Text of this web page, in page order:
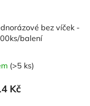
bez víček -
balení
(>5 ks)
Kč